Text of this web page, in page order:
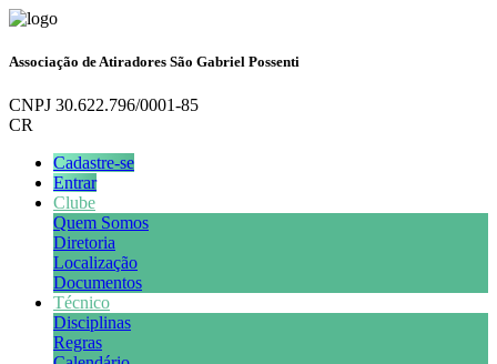
Associação de Atiradores São Gabriel Possenti
CNPJ 30.622.796/0001-85
CR
Cadastre-se
Entrar
Clube
Quem Somos
Diretoria
Localização
Documentos
Técnico
Disciplinas
Regras